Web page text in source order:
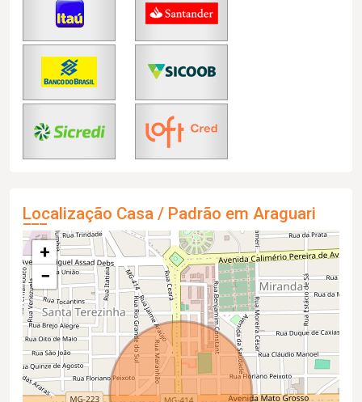
Localização Casa / Padrão em Araguari
+
−